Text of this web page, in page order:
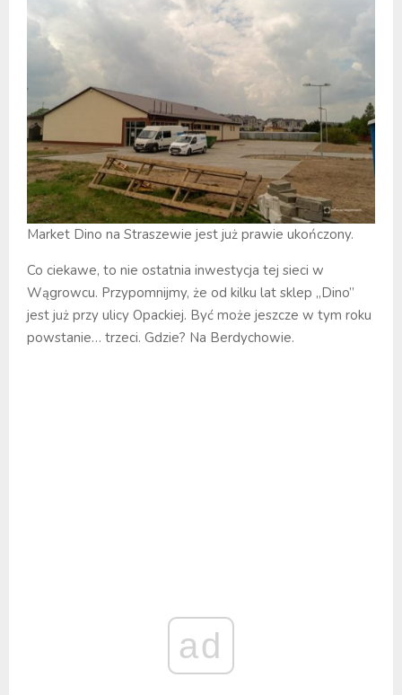
Market Dino na Straszewie jest już prawie ukończony.
Co ciekawe, to nie ostatnia inwestycja tej sieci w
Wągrowcu. Przypomnijmy, że od kilku lat sklep „Dino”
jest już przy ulicy Opackiej. Być może jeszcze w tym roku
powstanie… trzeci. Gdzie? Na Berdychowie.
ad